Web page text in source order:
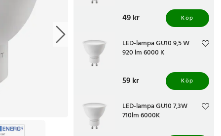
Pris:49 kr
49 kr Köp
LED-lampa GU10 9,5 W
920 lm 6000 K
Pris:59 kr
59 kr Köp
LED-lampa GU10 7,3W
710lm 6000K